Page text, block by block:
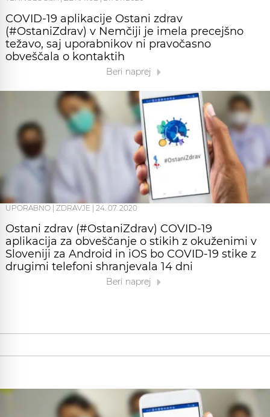
COVID-19 aplikacije Ostani zdrav
(#OstaniZdrav) v Nemčiji je imela precejšno
težavo, saj uporabnikov ni pravočasno
obveščala o kontaktih
Beri naprej
UPORABNO ZDRAVJE 24. 07. 2020
Ostani zdrav (#OstaniZdrav) COVID-19
aplikacija za obveščanje o stikih z okuženimi v
Sloveniji za Android in iOS bo COVID-19 stike z
drugimi telefoni shranjevala 14 dni
Beri naprej